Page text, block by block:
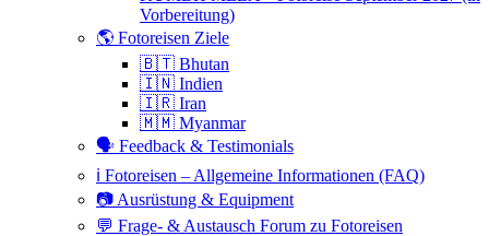
Vorbereitung)
🌎 Fotoreisen Ziele
🇧🇹 Bhutan
🇮🇳 Indien
🇮🇷 Iran
🇲🇲 Myanmar
🗣 Feedback & Testimonials
ℹ️ Fotoreisen – Allgemeine Informationen (FAQ)
📷 Ausrüstung & Equipment
💬 Frage- & Austausch Forum zu Fotoreisen